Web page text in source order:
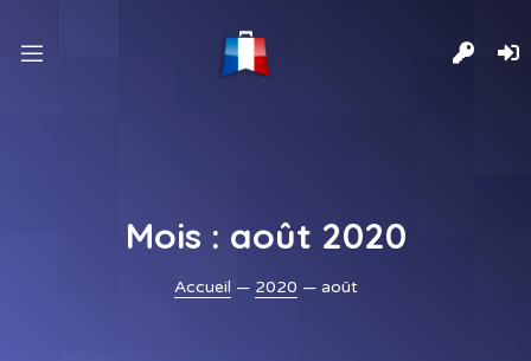
Mois : août 2020
Accueil — 2020 — août